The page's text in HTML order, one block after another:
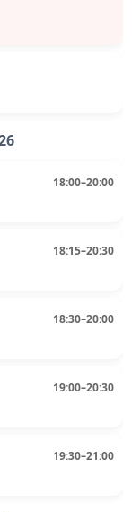
18:00–20:00
18:15–20:30
18:30–20:00
19:00–20:30
19:30–21:00